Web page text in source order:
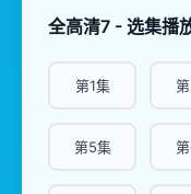
全高清7 - 选集播
第1集
第5集